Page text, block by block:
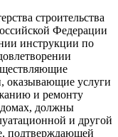
строительства
Федерации
инструкции по
оказывающие услуги
и ремонту
должны
и другой
подтверждающей